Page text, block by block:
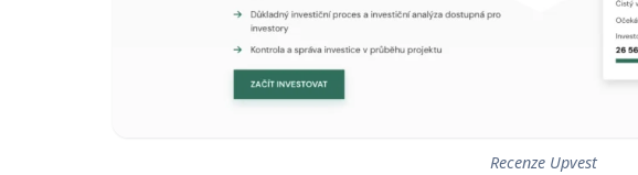
Recenze Upvest